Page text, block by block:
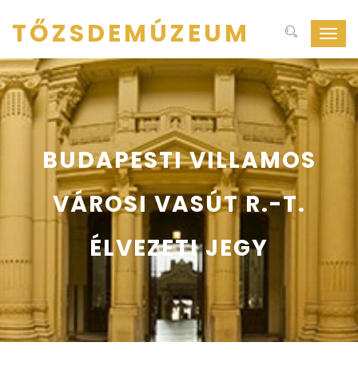
ki-
be
TŐZSDEMÚZEUM
BUDAPESTI VILLAMOS
VÁROSI VASÚT R.-T.
ÉLVEZETI JEGY